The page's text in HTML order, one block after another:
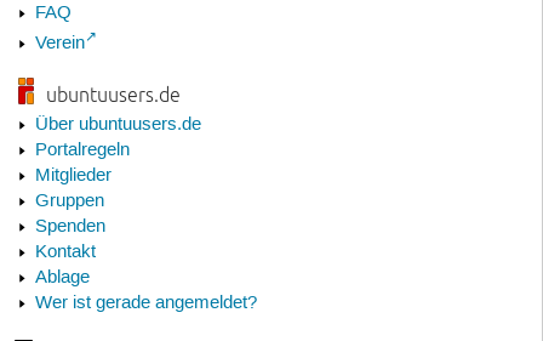
FAQ
Verein
ubuntuusers.de
Über ubuntuusers.de
Portalregeln
Mitglieder
Gruppen
Spenden
Kontakt
Ablage
Wer ist gerade angemeldet?